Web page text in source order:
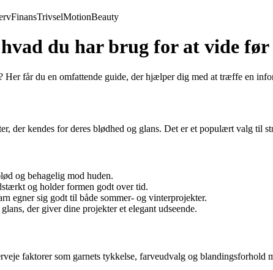
FinansTrivselMotionBeauty
du har brug for at vide før
Her får du en omfattende guide, der hjælper dig med at træffe en
der kendes for deres blødhed og glans. Det er et populært valg til
og behagelig mod huden.
og holder formen godt over tid.
egner sig godt til både sommer- og vinterprojekter.
der giver dine projekter et elegant udseende.
faktorer som garnets tykkelse, farveudvalg og blandingsforhold